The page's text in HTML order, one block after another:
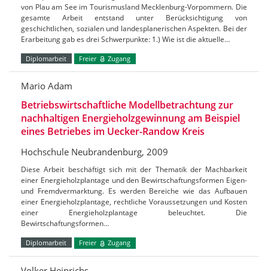
von Plau am See im Tourismusland Mecklenburg-Vorpommern. Die
gesamte Arbeit entstand unter Berücksichtigung von
geschichtlichen, sozialen und landesplanerischen Aspekten. Bei der
Erarbeitung gab es drei Schwerpunkte: 1.) Wie ist die aktuelle…
Diplomarbeit Freier Zugang
Mario Adam
Betriebswirtschaftliche Modellbetrachtung zur
nachhaltigen Energieholzgewinnung am Beispiel
eines Betriebes im Uecker-Randow Kreis
Hochschule Neubrandenburg, 2009
Diese Arbeit beschäftigt sich mit der Thematik der Machbarkeit
einer Energieholzplantage und den Bewirtschaftungsformen Eigen-
und Fremdvermarktung. Es werden Bereiche wie das Aufbauen
einer Energieholzplantage, rechtliche Voraussetzungen und Kosten
einer Energieholzplantage beleuchtet. Die
Bewirtschaftungsformen…
Diplomarbeit Freier Zugang